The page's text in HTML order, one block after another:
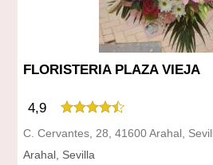
FLORISTERIA PLAZA VIEJA
4,9
C. Cervantes, 28, 41600 Arahal,
Arahal, Sevilla